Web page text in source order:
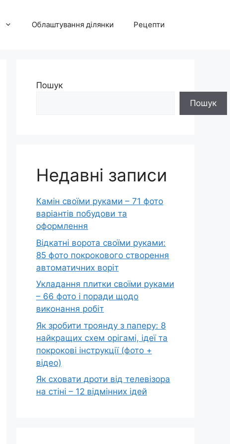
Облаштування ділянки Рецепти
Пошук
Пошук
Недавні записи
Камін своїми руками – 71 фото
варіантів побудови та
оформлення
Відкатні ворота своїми руками:
85 фото покрокового створення
автоматичних воріт
Укладання плитки своїми руками
– 66 фото і поради щодо
виконання робіт
Як зробити троянду з паперу: 8
найкращих схем орігамі, ідеї та
покрокові інструкції (фото +
відео)
Як сховати дроти від телевізора
на стіні – 12 відмінних ідей